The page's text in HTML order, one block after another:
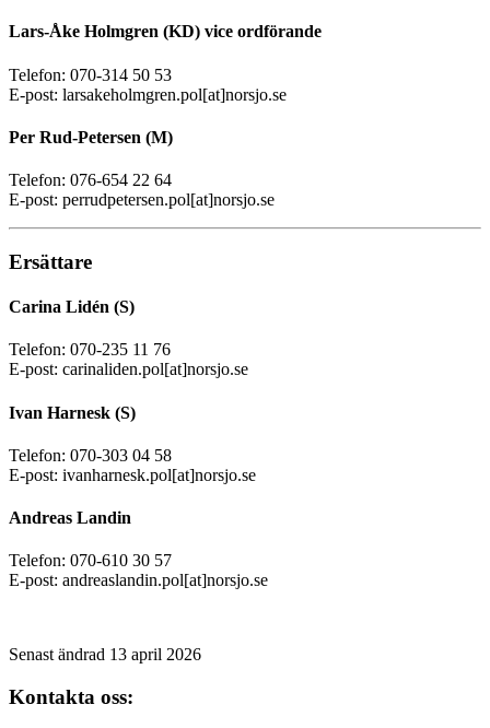
Lars-Åke Holmgren (KD) vice ordförande
Telefon: 070-314 50 53
E-post: larsakeholmgren.pol[at]norsjo.se
Per Rud-Petersen (M)
Telefon: 076-654 22 64
E-post: perrudpetersen.pol[at]norsjo.se
Ersättare
Carina Lidén (S)
Telefon: 070-235 11 76
E-post: carinaliden.pol[at]norsjo.se
Ivan Harnesk (S)
Telefon: 070-303 04 58
E-post: ivanharnesk.pol[at]norsjo.se
Andreas Landin
Telefon: 070-610 30 57
E-post: andreaslandin.pol[at]norsjo.se
Senast ändrad 13 april 2026
Kontakta oss: